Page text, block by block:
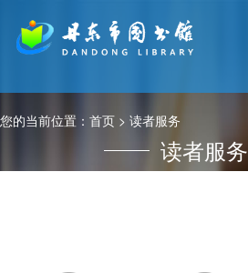
您的当前位置： 首页 > 读者服务
读者服务